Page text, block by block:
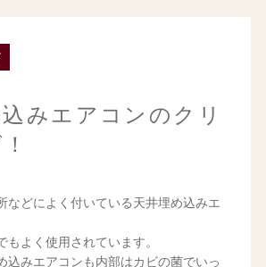
みエアコンのクリ
などによく付いている天井埋め込みエ
もよく使用されています。
込みエアコンも内部はカビの菌でいっ